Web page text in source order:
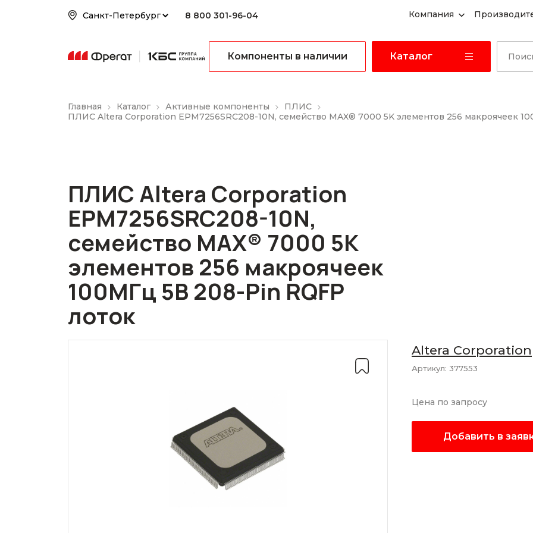
8 800 301-96-04 Компания
Компоненты в наличии Каталог
Главная Каталог Активные компоненты
ПЛИС
ПЛИС Altera Corporation EPM7256SRC208-10N, семейство MAX® 7000 5K элементов 256 макроячеек
ПЛИС Altera Corporation
EPM7256SRC208-10N,
семейство MAX® 7000 5K
элементов 256 макроячеек
100МГц 5В 208-Pin RQFP
лоток
Altera Corporation
Артикул: 377553
Цена по запросу
Добавить в